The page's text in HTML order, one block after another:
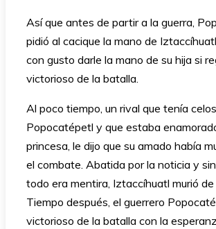
Así que antes de partir a la guerra,
pidió al cacique la mano de
con gusto darle la mano de su hija si
victorioso de la batalla.
Al poco tiempo, un rival que tenía
Popocatépetl y que estaba
princesa, le dijo que su amado había
el combate. Abatida por la noticia y
todo era mentira, Iztaccíhuatl murió
Tiempo después, el guerrero
victorioso de la batalla con la